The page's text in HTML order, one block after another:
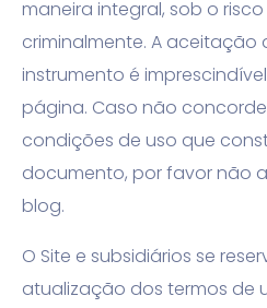
maneira integral, sob o
criminalmente. A aceitação
instrumento é
página. Caso não
condições de uso que
documento, por favor não
blog.
O Site e subsidiários se
atualização dos termos de